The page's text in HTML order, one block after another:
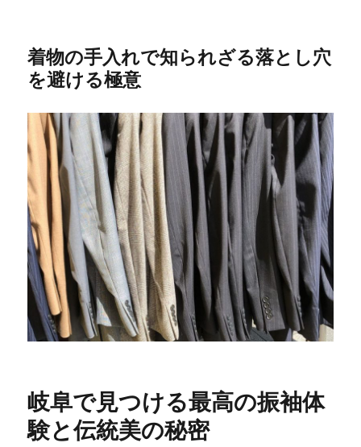
着物の手入れで知られざる落とし穴
を避ける極意
岐阜で見つける最高の振袖体
験と伝統美の秘密